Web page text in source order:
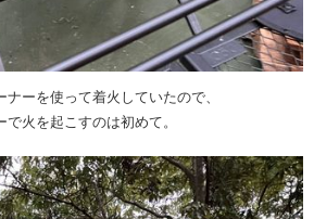
ーを使って着火していたので、
火を起こすのは初めて。